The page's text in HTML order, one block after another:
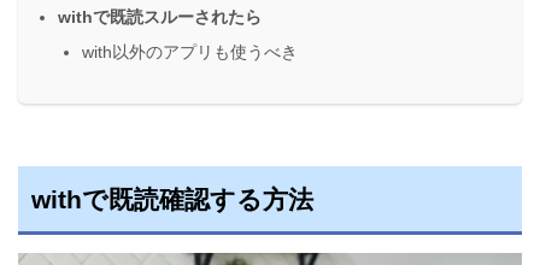
withで既読スルーされたら
with以外のアプリも使うべき
withで既読確認する方法